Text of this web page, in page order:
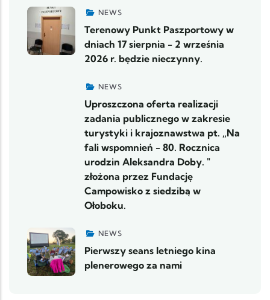
NEWS
Terenowy Punkt Paszportowy w
dniach 17 sierpnia - 2 września
2026 r. będzie nieczynny.
NEWS
Uproszczona oferta realizacji
zadania publicznego w zakresie
turystyki i krajoznawstwa pt. „Na
fali wspomnień - 80. Rocznica
urodzin Aleksandra Doby. "
złożona przez Fundację
Campowisko z siedzibą w
Ołoboku.
NEWS
Pierwszy seans letniego kina
plenerowego za nami